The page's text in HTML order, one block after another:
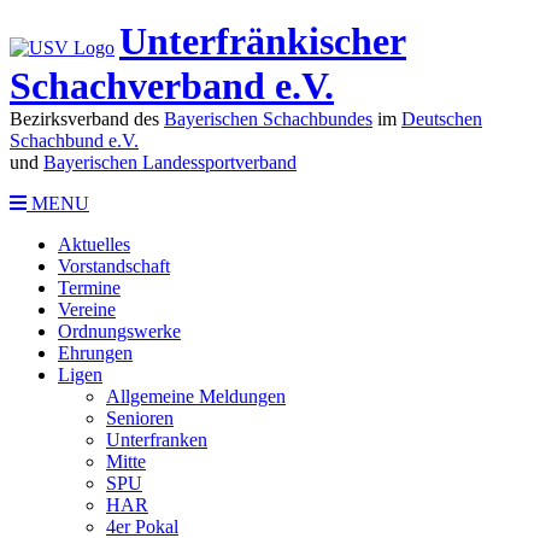
Unterfränkischer
Schachverband e.V.
Bezirksverband des Bayerischen Schachbundes im Deutschen
Schachbund e.V.
und Bayerischen Landessportverband
MENU
Aktuelles
Vorstandschaft
Termine
Vereine
Ordnungswerke
Ehrungen
Ligen
Allgemeine Meldungen
Senioren
Unterfranken
Mitte
SPU
HAR
4er Pokal